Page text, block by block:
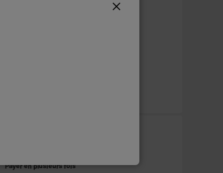
Payer enplusieurs fois